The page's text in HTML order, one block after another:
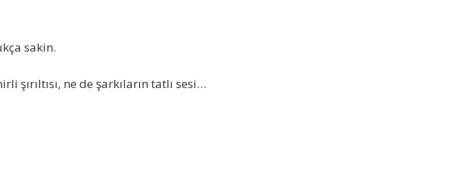
sakin.
şırıltısı, ne de şarkıların tatlı sesi…